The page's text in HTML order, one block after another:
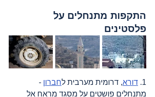
התקפות מתנחלים על
פלסטינים
1. דורא, דרומית מערבית לחברון -
מתנחלים פושטים על מסגד מראח אל